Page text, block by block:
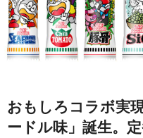
おもしろコラボ実
ードル味」誕生。